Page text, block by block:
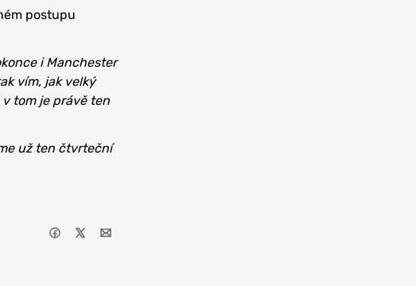
postupu
i Manchester
vím, jak velký
tom je právě ten
už ten čtvrteční